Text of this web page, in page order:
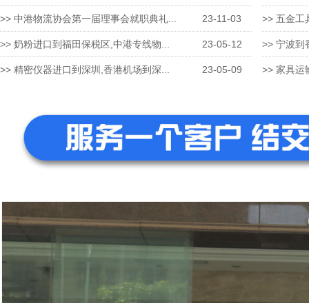
>> 中港物流协会第一届理事会就职典礼... 23-11-03
>> 奶粉进口到福田保税区,中港专线物... 23-05-12
>> 精密仪器进口到深圳,香港机场到深... 23-05-09
>> 五金工
>> 宁波到
>> 家具运